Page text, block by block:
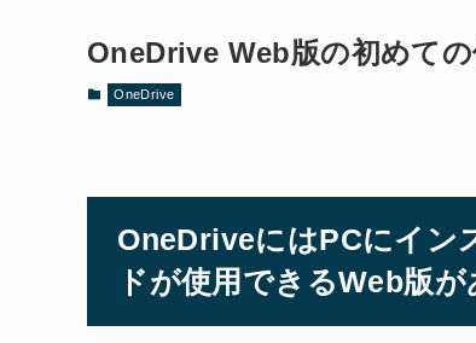
OneDrive Web版の初めて
OneDrive
OneDriveにはPCにイン
ドが使用できるWeb版が